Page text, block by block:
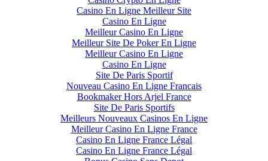
Casino En Ligne Meilleur Site
Casino En Ligne
Meilleur Casino En Ligne
Meilleur Site De Poker En Ligne
Meilleur Casino En Ligne
Casino En Ligne
Site De Paris Sportif
Nouveau Casino En Ligne Francais
Bookmaker Hors Arjel France
Site De Paris Sportifs
Meilleurs Nouveaux Casinos En Ligne
Meilleur Casino En Ligne France
Casino En Ligne France Légal
Casino En Ligne France Légal